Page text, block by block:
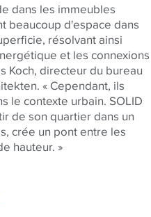
dans les immeubles
beaucoup d'espace dans
résolvant ainsi
et les connexions
Koch, directeur du bureau
« Cependant, ils
le contexte urbain. SOLID
de son quartier dans un
crée un pont entre les
hauteur. »